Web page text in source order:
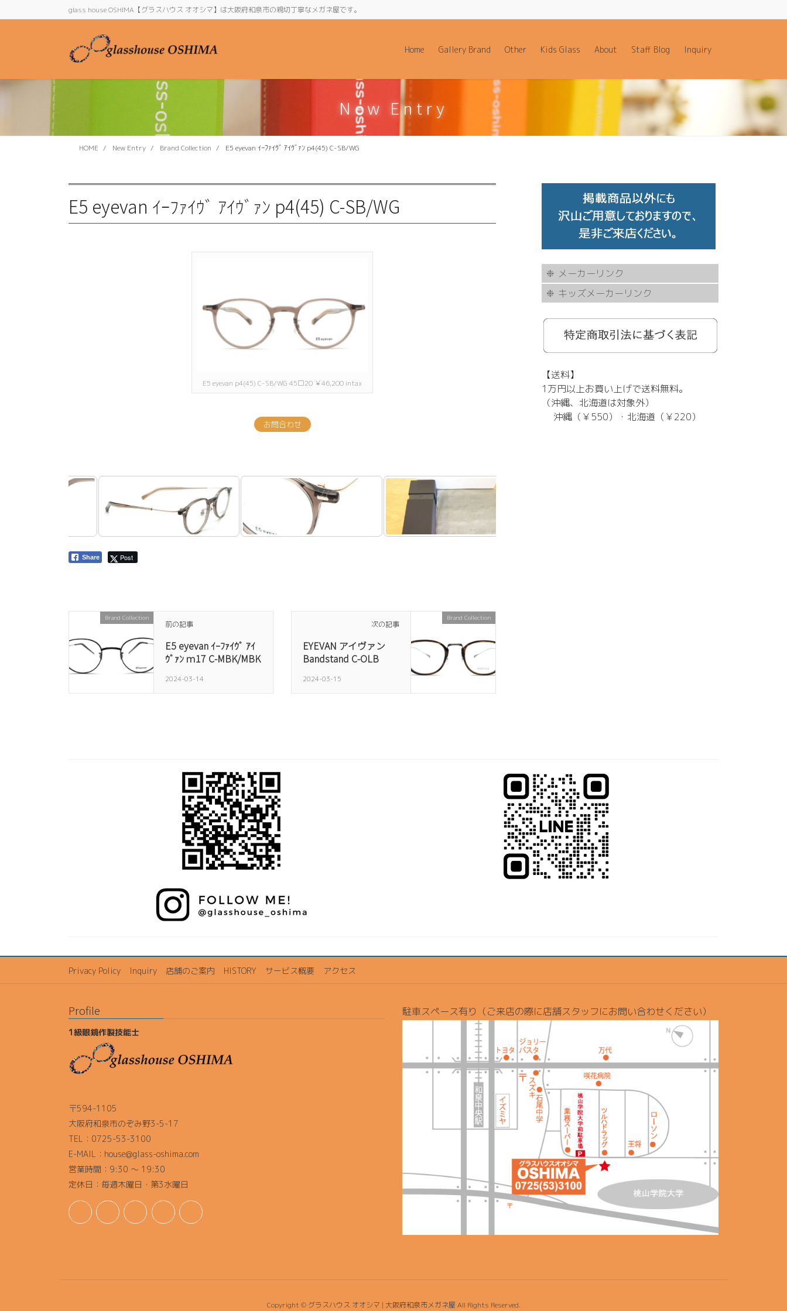
ン
に
移
ビ
ョ
ン
動
glass house OSHIMA【グラスハウス オオシマ】は大阪府和泉市の親切丁寧なメガネ屋です。
Home Gallery Brand Other Kids Glass About Staff Blog Inquiry
New Entry
HOME New Entry Brand Collection E5 eyevan ｲｰﾌｧｲｳﾞ ｱｲｳﾞｧﾝ p4(45) C-SB/WG
E5 eyevan ｲｰﾌｧｲｳﾞ ｱｲｳﾞｧﾝ p4(45) C-SB/WG
E5 eyevan p4(45) C-SB/WG 45□20 ￥46,200 intax
お問合わせ
Share Post
Brand Collection
前の記事
E5 eyevan ｲｰﾌｧｲｳﾞ ｱｲ
ｳﾞｧﾝ ｍ17 C-MBK/MBK
2024-03-14
Brand Collection
次の記事
EYEVAN アイヴァン
Bandstand C-OLB
2024-03-15
メーカーリンク
AKITTO
BCPC
eye Society
EYEVAN
FLEA
HASKY NOISE
JAPONISM
KAMURO
Less Thanhuman
MOSCOT
Paul Smith
BOSTON CLUB
Silhouette
SOLID BLUE
TAYLOR
tony same
tse tse
USH
VIKTOR & ROLF
甚六作
EYEVOL
corner
NORUT
キッズメーカーリンク
【送料】
1万円以上お買い上げで送料無料。
（沖縄、北海道は対象外）
沖縄（￥550）・北海道（￥220）
Privacy Policy Inquiry 店舗のご案内 HISTORY サービス概要 アクセス
Profile
1級眼鏡作製技能士
〒594-1105
大阪府和泉市のぞみ野3-5-17
TEL：0725-53-3100
E-MAIL：house@glass-oshima.com
営業時間：9:30 ～ 19:30
定休日：毎週木曜日・第3水曜日
駐車スペース有り（ご来店の際に店舗スタッフにお問い合わせください）
Copyright © グラスハウス オオシマ | 大阪府和泉市メガネ屋 All Rights Reserved.